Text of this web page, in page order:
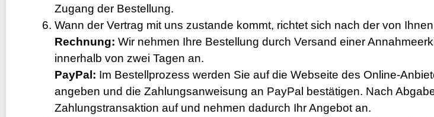
Zugang der Bestellung.
Wann der Vertrag mit uns zustande kommt, richtet sich nach der von
Rechnung: Wir nehmen Ihre Bestellung durch Versand einer
innerhalb von zwei Tagen an.
PayPal: Im Bestellprozess werden Sie auf die Webseite des Online-
angeben und die Zahlungsanweisung an PayPal bestätigen. Nach
Zahlungstransaktion auf und nehmen dadurch Ihr Angebot an.